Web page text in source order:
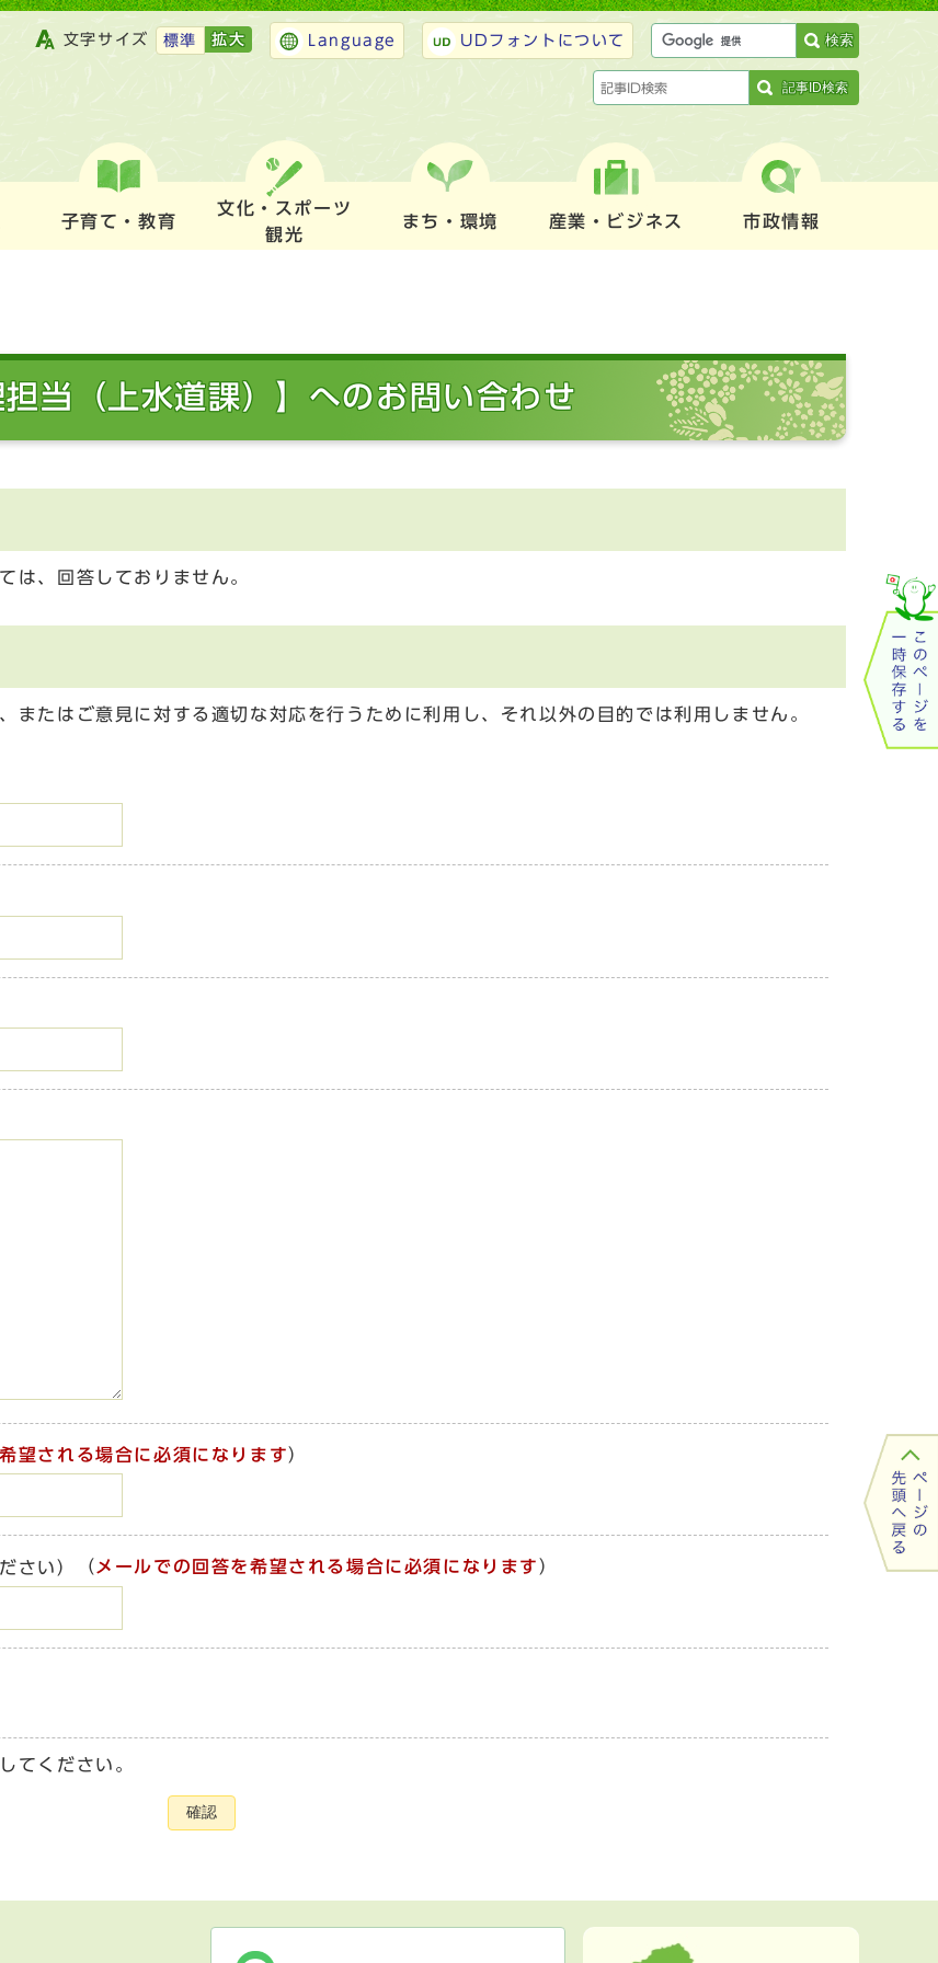
文字サイズ 標準 拡大 Language UDフォントについて 検索
記事ID検索
子育て・教育
文化・スポーツ
観光
まち・環境 産業・ビジネス 市政情報
当（上水道課）】へのお問い合わせ
は、回答しておりません。
またはご意見に対する適切な対応を行うために利用し、それ以外の目的では利用しません。
望される場合に必須になります）
さい） （ メールでの回答を希望される場合に必須になります ）
てください。
確認